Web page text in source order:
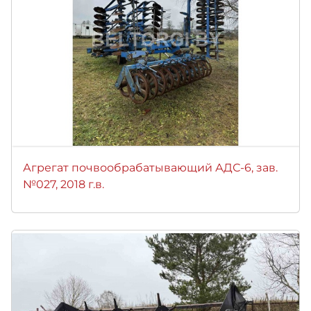
Агрегат почвообрабатывающий АДС-6, зав.
№027, 2018 г.в.